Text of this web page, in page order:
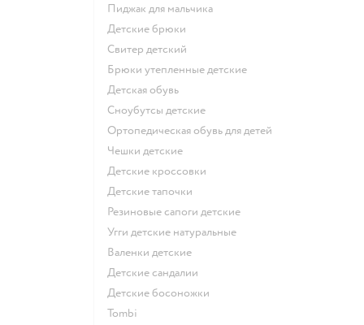
Пиджак для мальчика
Детские брюки
Свитер детский
Брюки утепленные детские
Детская обувь
Сноубутсы детские
Ортопедическая обувь для детей
Чешки детские
Детские кроссовки
Детские тапочки
Резиновые сапоги детские
Угги детские натуральные
Валенки детские
Детские сандалии
Детские босоножки
Tombi